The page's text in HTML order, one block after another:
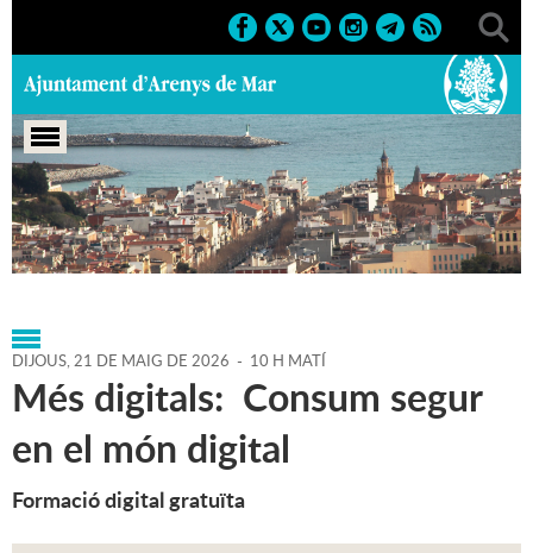
Portada > Agenda > 21-05-
2026 > Marcs > Culturals > 2026 > Cursos i tallers
DIJOUS,21 DE MAIG DE 2026 - 10 H MATÍ
Més digitals: Consum segur
en el món digital
Formació digital gratuïta